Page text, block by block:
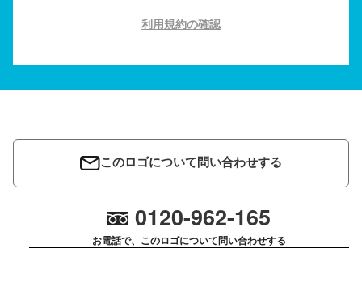
利用規約の確認
このロゴについて問い合わせする
0120-962-165
お電話で、このロゴについて問い合わせする